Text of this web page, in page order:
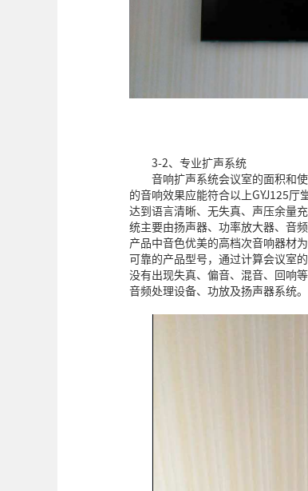
3-2、专业扩声系统
音响扩声系统会议室的面积和
的音响效果应能符合以上GYJ125
达到语言清晰、无失真、声压余量
统主要由扬声器、功率放大器、音
产品中音色优美的高档次音响器材
可靠的产品型号，通过计算会议室
没有出现失真、偏音、混音、回响
音频处理设备、功放及扬声器系统。